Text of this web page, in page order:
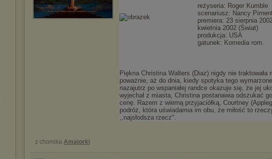
reżyseria: Roger Kumble
scenariusz: Nancy
premiera: 23 sierpnia
kwietnia 2002 (Świat)
produkcja: USA
gatunek: Komedia rom.
Piękna Christina Walters (Diaz) nigdy nie traktowała
poważnie, aż do dnia, kiedy spotyka tego
nazajutrz po wspaniałej randce okazuje się, że jej
wyjechał z miasta, Christina postanawia odszukać
cenę. Razem z wierną przyjaciółką, Courtney
podróż, która uświadamia im obu, że miłość to
,,najsłodsza rzecz".
z chomika Amatorki